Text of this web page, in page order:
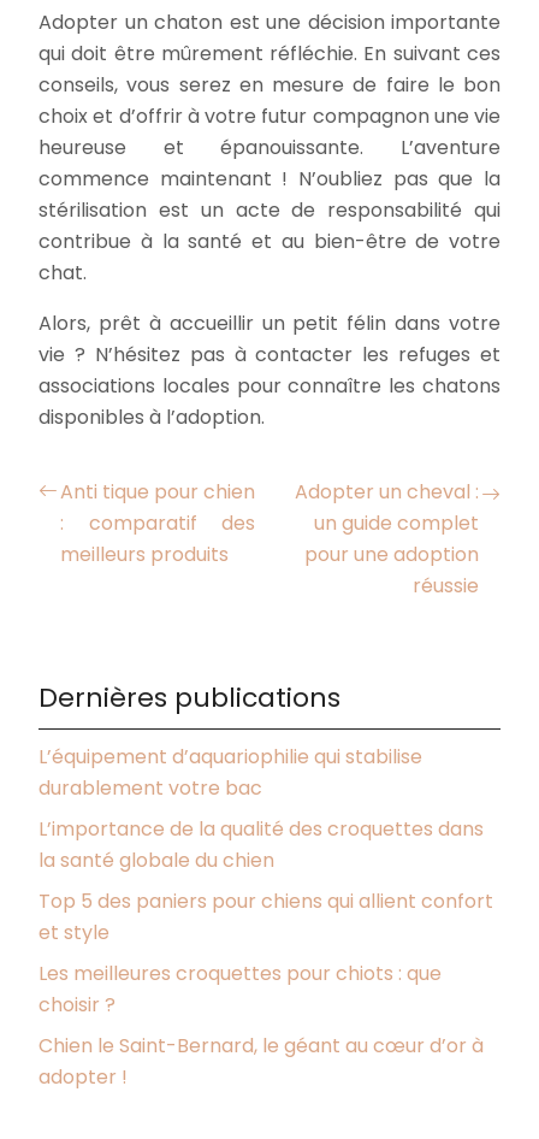
Adopter un chaton est une décision importante
qui doit être mûrement réfléchie. En suivant ces
conseils, vous serez en mesure de faire le bon
choix et d’offrir à votre futur compagnon une vie
heureuse et épanouissante. L’aventure
commence maintenant ! N’oubliez pas que la
stérilisation est un acte de responsabilité qui
contribue à la santé et au bien-être de votre
chat.
Alors, prêt à accueillir un petit félin dans votre
vie ? N’hésitez pas à contacter les refuges et
associations locales pour connaître les chatons
disponibles à l’adoption.
Anti tique pour chien
: comparatif des
meilleurs produits
Adopter un cheval :
un guide complet
pour une adoption
réussie
Dernières publications
L’équipement d’aquariophilie qui stabilise
durablement votre bac
L’importance de la qualité des croquettes dans
la santé globale du chien
Top 5 des paniers pour chiens qui allient confort
et style
Les meilleures croquettes pour chiots : que
choisir ?
Chien le Saint-Bernard, le géant au cœur d’or à
adopter !